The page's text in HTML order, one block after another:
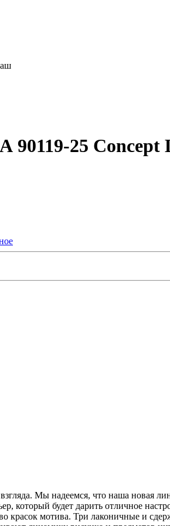
90119-25
Мы надеемся, что наша новая
который будет дарить отличное
красок мотива. Три лаконичные и